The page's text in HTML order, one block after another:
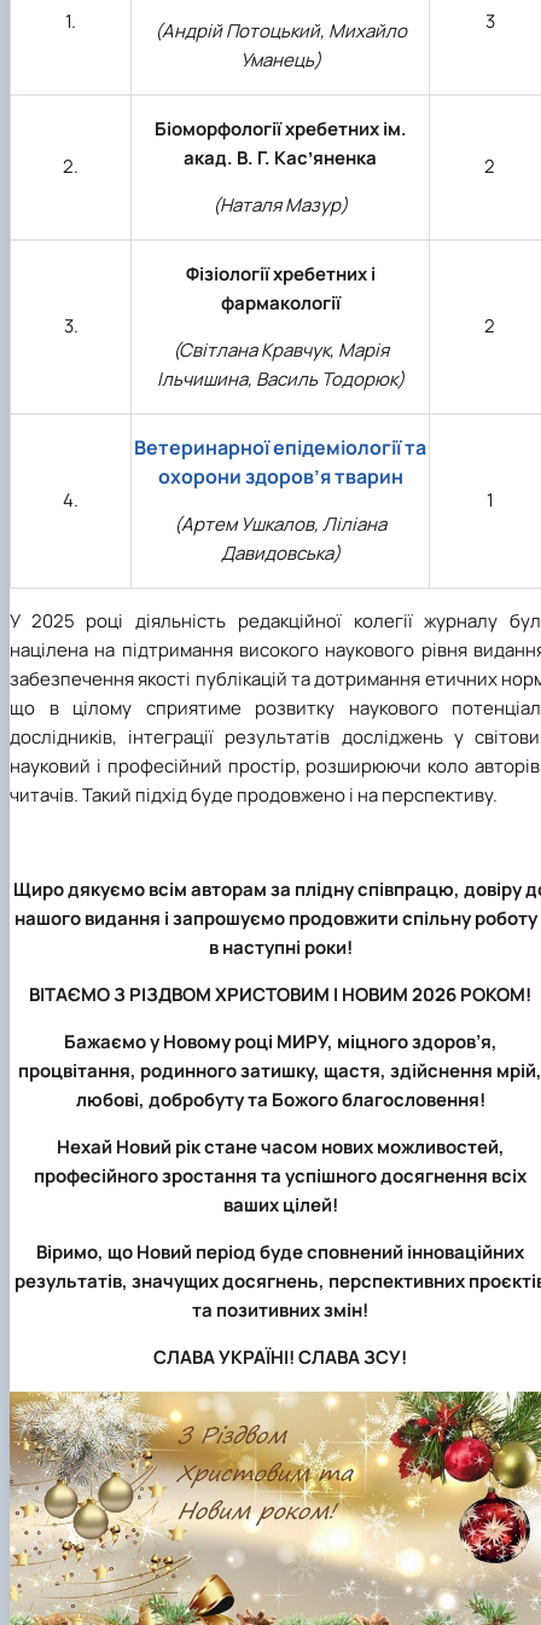
1.
(Андрій Потоцький, Михайло
Уманець)
3
2.
Біоморфології хребетних ім.
акад. В. Г. Касʼяненка
(Наталя Мазур)
2
3.
Фізіології хребетних і
фармакології
(Світлана Кравчук, Марія
Ільчишина, Василь Тодорюк)
2
4.
Ветеринарної епідеміології та
охорони здоров’я тварин
(Артем Ушкалов, Ліліана
Давидовська)
1
У 2025 році діяльність редакційної колегії журналу
націлена на підтримання високого наукового рівня
забезпечення якості публікацій та дотримання етичних
що в цілому сприятиме розвитку наукового
дослідників, інтеграції результатів досліджень у
науковий і професійний простір, розширюючи коло авторів
читачів. Такий підхід буде продовжено і на перспективу.
Щиро дякуємо всім авторам за плідну співпрацю, довіру
нашого видання і запрошуємо продовжити спільну роботу
в наступні роки!
ВІТАЄМО З РІЗДВОМ ХРИСТОВИМ І НОВИМ 2026 РОКОМ!
Бажаємо у Новому році МИРУ, міцного здоров’я,
процвітання, родинного затишку, щастя, здійснення мрій,
любові, добробуту та Божого благословення!
Нехай Новий рік стане часом нових можливостей,
професійного зростання та успішного досягнення всіх
ваших цілей!
Віримо, що Новий період буде сповнений інноваційних
результатів, значущих досягнень, перспективних
та позитивних змін!
СЛАВА УКРАЇНІ! СЛАВА ЗСУ!